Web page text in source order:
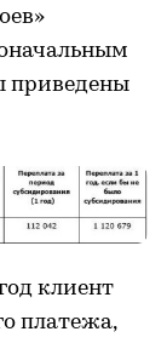
приведены
клиент
платежа,